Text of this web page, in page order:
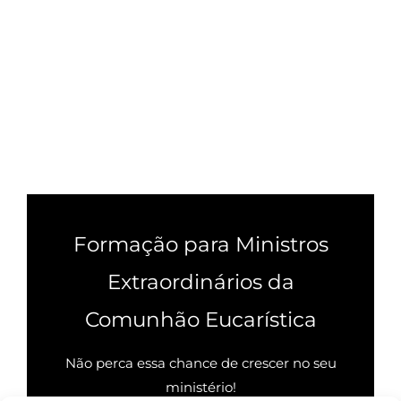
Formação para Ministros
Extraordinários da
Comunhão Eucarística
Não perca essa chance de crescer no seu
ministério!